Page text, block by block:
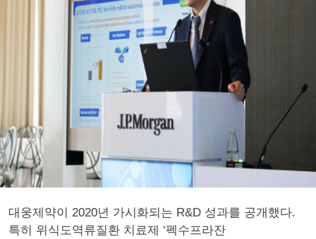
대웅제약이 2020년 가시화되는 R&D 성과를 공개했다.
특히 위식도역류질환 치료제 ‘펙수프라잔